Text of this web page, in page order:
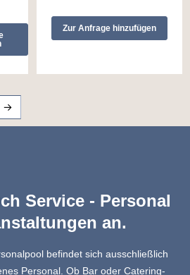
Zur Anfrage hinzufügen
→
Service - Personal
an.
befindet sich ausschließlich
Personal. Ob Bar oder Catering-